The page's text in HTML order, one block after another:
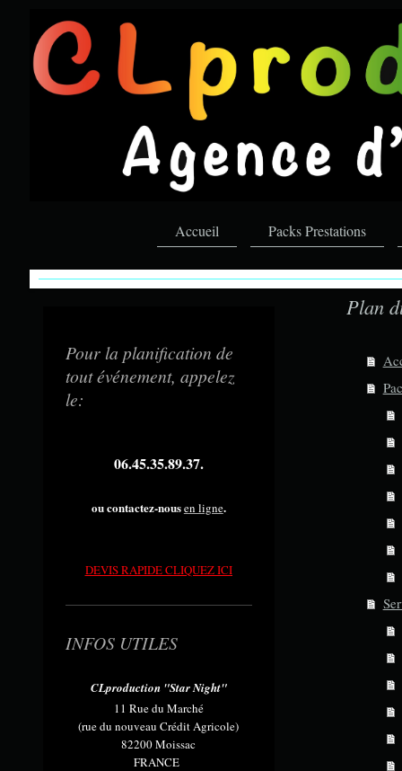
Accueil Packs Prestations
CLproduction.fr
Plan
Pour la planification de
tout événement, appelez
le:
06.45.35.89.37.
ou contactez-nousen ligne.
DEVIS RAPIDE CLIQUEZ ICI
INFOS UTILES
CLproduction "Star Night"
11 Rue du Marché
(rue du nouveau Crédit Agricole)
82200 Moissac
FRANCE